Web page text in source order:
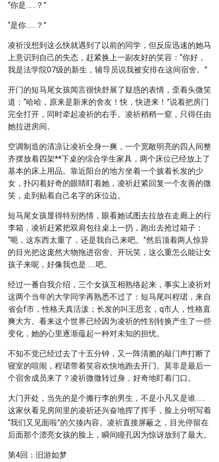
“你是……？”
“是你……？”
凌祈没想到这么快就遇到了以前的同学，但反应迅速的她马
上意识到自己的失态，赶紧换上一副友好的笑容：“你好，
我是法学院07级的新生，辅导员说我被安排在这间宿舍。”
开门的短马尾女孩闻言很快舒展了疑惑的表情，歪着头微笑
道：“哈哈，原来是新来的舍友！快，快进来！”说着把房门
完全打开，同时牵起凌祈的右手。凌祈稍稍一窒，只得任由
她拉进房间。
空调制造的清凉让凌祈全身一爽，一个宽敞明亮的四人间整
齐摆放着四架**下桌的综合学生家具，两个床位已经放上了
基本的床上用品。靠近阳台的地方坐着一个披着长发的少
女，扑闪着好奇的眼睛盯着她，凌祈赶紧回复一个友善的微
笑，走到贴着自己名字的床位边。
短马尾女孩显得特别热情，眼看她试图去拉放在走廊上的行
李箱，凌祈赶紧把双肩包往桌上一扔，跑出去抢过箱子：
“呃，这东西太重了，还是我自己来吧。”然后顶着两人惊异
的目光把这庞然大物拖进宿舍。开玩笑，这么重怎么能让女
孩子来呢，好像我也是……吧。
经过一番自我介绍，三个女孩互相熟络起来，事实上凌祈对
这两个当年的大学同学再熟悉不过了：短马尾叫程珺，来自
省会f市，性格天真活泼；长发的叫王思玄，q市人，性格直
爽大方。看来这个世界已经因为凌祈的性别转换产生了一些
变化，她的心里逐渐蕴起一种对未知的担忧。
不知不觉已经过去了十五分钟，又一阵清脆的敲门声打断了
寝室的喧闹，程珺带着笑容欢快地跑去开门。莫非是最后一
个宿舍成员来了？凌祈微微转过身，好奇地盯着门口。
大门开处，当先的是个搬行李的男生，不是小凡又是谁……
这家伙看见房间里的凌祈还兴奋地挥了挥手，脸上分明写着
“我们又见面啦”的欠揍内容。凌祈直接屏蔽之，目光停留在
后面那个漂亮女孩的脸上，瞬间瞳孔因为惊讶放到了最大。
第4回：旧游如梦